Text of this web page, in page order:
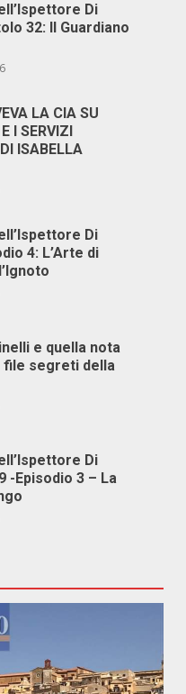
Di
32: Il Guardiano
LA CIA SU
I SERVIZI
ISABELLA
Di
4: L’Arte di
e quella nota
file segreti della
Di
-Episodio 3 – La